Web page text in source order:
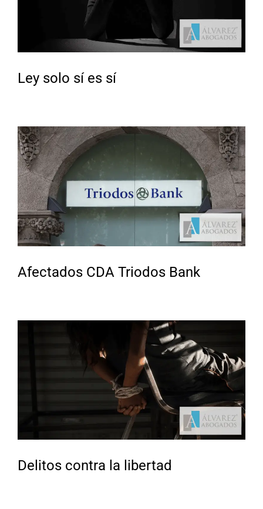
Ley solo sí es sí
Afectados CDA Triodos Bank
Delitos contra la libertad